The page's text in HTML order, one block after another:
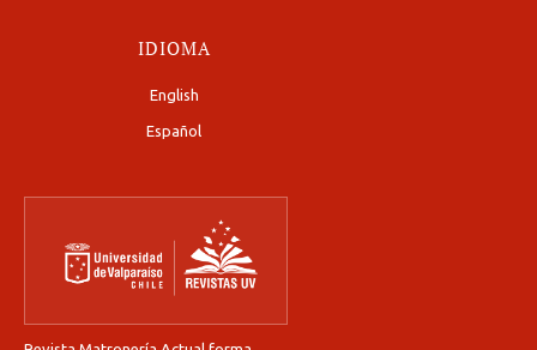
IDIOMA
English
Español